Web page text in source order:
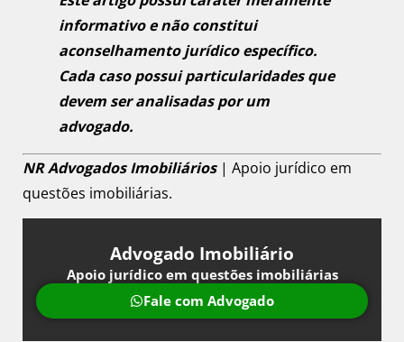
informativo e não constitui
aconselhamento jurídico específico.
Cada caso possui particularidades que
devem ser analisadas por um
advogado.
NR Advogados Imobiliários | Apoio jurídico em
questões imobiliárias.
Advogado Imobiliário
Apoio jurídico em questões imobiliárias
Fale com Advogado